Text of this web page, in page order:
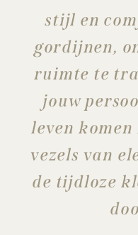
stijl en
gordijnen,
ruimte te
jouw
leven
vezels van
de tijdloze